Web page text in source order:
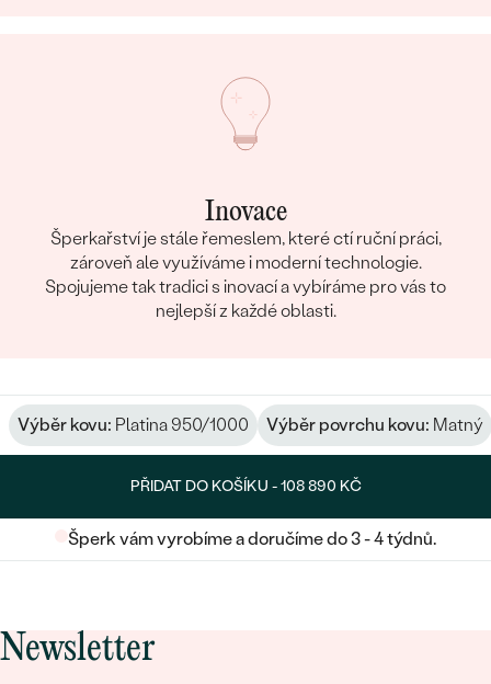
Inovace
Šperkařství je stále řemeslem, které ctí ruční práci,
zároveň ale využíváme i moderní technologie.
Spojujeme tak tradici s inovací a vybíráme pro vás to
nejlepší z každé oblasti.
Výběr kovu: Platina 950/1000 Výběr povrchu kovu: Matný
PŘIDAT DO KOŠÍKU -108 890 KČ
Šperk vám vyrobíme a doručíme do 3 - 4 týdnů.
Newsletter